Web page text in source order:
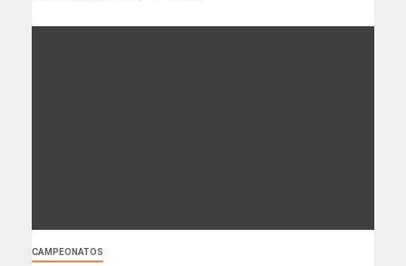
CAMPEONATOS